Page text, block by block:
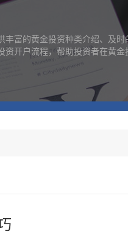
丰富的黄金投资种类介绍、及
资开户流程，帮助投资者在黄金